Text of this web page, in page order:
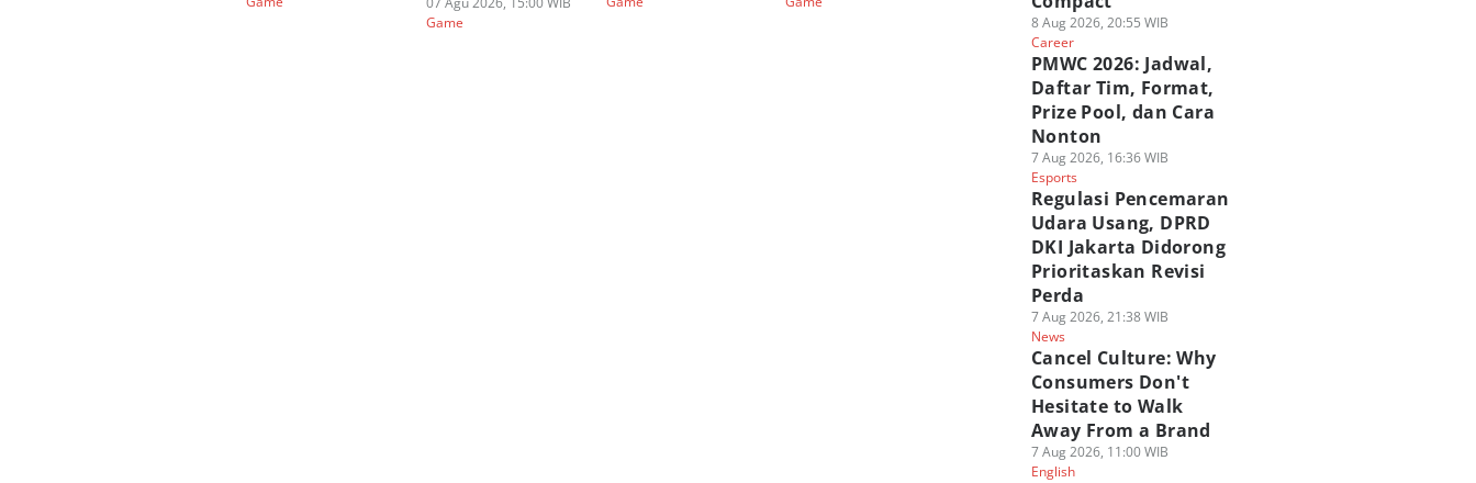
Game
8 Aug 2026, 20:55 WIB
Career
PMWC 2026: Jadwal,
Daftar Tim, Format,
Prize Pool, dan Cara
Nonton
7 Aug 2026, 16:36 WIB
Esports
Regulasi Pencemaran
Udara Usang, DPRD
DKI Jakarta Didorong
Prioritaskan Revisi
Perda
7 Aug 2026, 21:38 WIB
News
Cancel Culture: Why
Consumers Don't
Hesitate to Walk
Away From a Brand
7 Aug 2026, 11:00 WIB
English